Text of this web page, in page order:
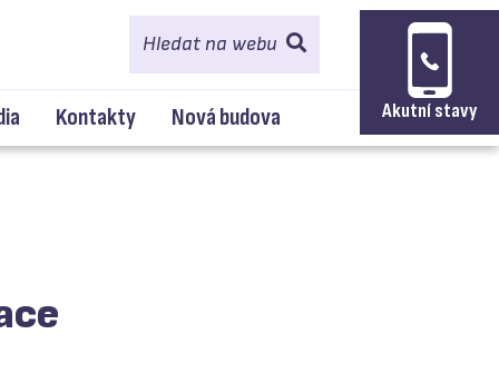
Hledat na webu
Kontakty Nová budova Akutní stavy